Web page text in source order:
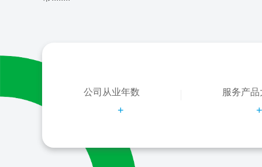
公司从业年数
+
服务产